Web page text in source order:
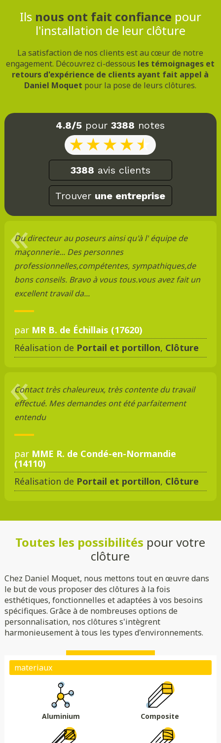
Ils nous ont fait confiance pour
l'installation de leur clôture
La satisfaction de nos clients est au cœur de notre
engagement. Découvrez ci-dessous les témoignages et
retours d'expérience de clients ayant fait appel à
Daniel Moquet pour la pose de leurs clôtures.
4.8/5 pour3388 notes
3388 avis clients
Trouver une entreprise
Du directeur au poseurs ainsi qu'à l' équipe de
maçonnerie... Des personnes
professionnelles,compétentes, sympathiques,de
bons conseils. Bravo à vous tous.vous avez fait un
excellent travail da...
par MR B. de Échillais (17620)
Réalisation de Portail et portillon, Clôture
Contact très chaleureux, très contente du travail
effectué. Mes demandes ont été parfaitement
entendu
par MME R. de Condé-en-Normandie
(14110)
Réalisation de Portail et portillon, Clôture
Toutes les possibilités pour votre
clôture
Chez Daniel Moquet, nous mettons tout en œuvre dans
le but de vous proposer des clôtures à la fois
esthétiques, fonctionnelles et adaptées à vos besoins
spécifiques. Grâce à de nombreuses options de
personnalisation, nos clôtures s'intègrent
harmonieusement à tous les types d'environnements.
Aluminium Composite
Plein
Essences de bois
Coloris au choix
DMC 301
DMC 303 B
DMC 304
DMC 305
Barrière acoustique
Tour piscine